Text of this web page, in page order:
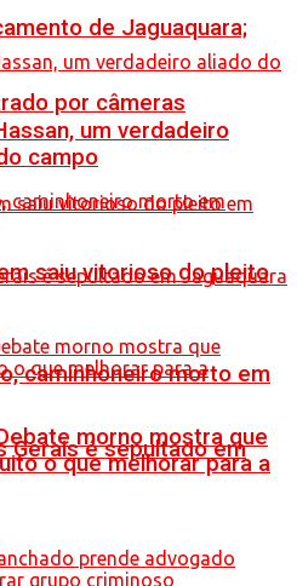
de Jaguaquara;
por câmeras
caminhoneiro morto em
Gerais é sepultado em
um verdadeiro
campo
saiu vitorioso do pleito
morno mostra que
o que melhorar para a